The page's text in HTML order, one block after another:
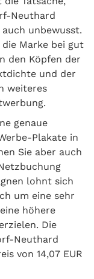
Neuthard
unbewusst.
Marke bei gut
den Köpfen der
und der
weiteres
genaue
Plakate in
Sie aber auch
lohnt sich
um eine sehr
höhere
Die
Neuthard
von 14,07 EUR